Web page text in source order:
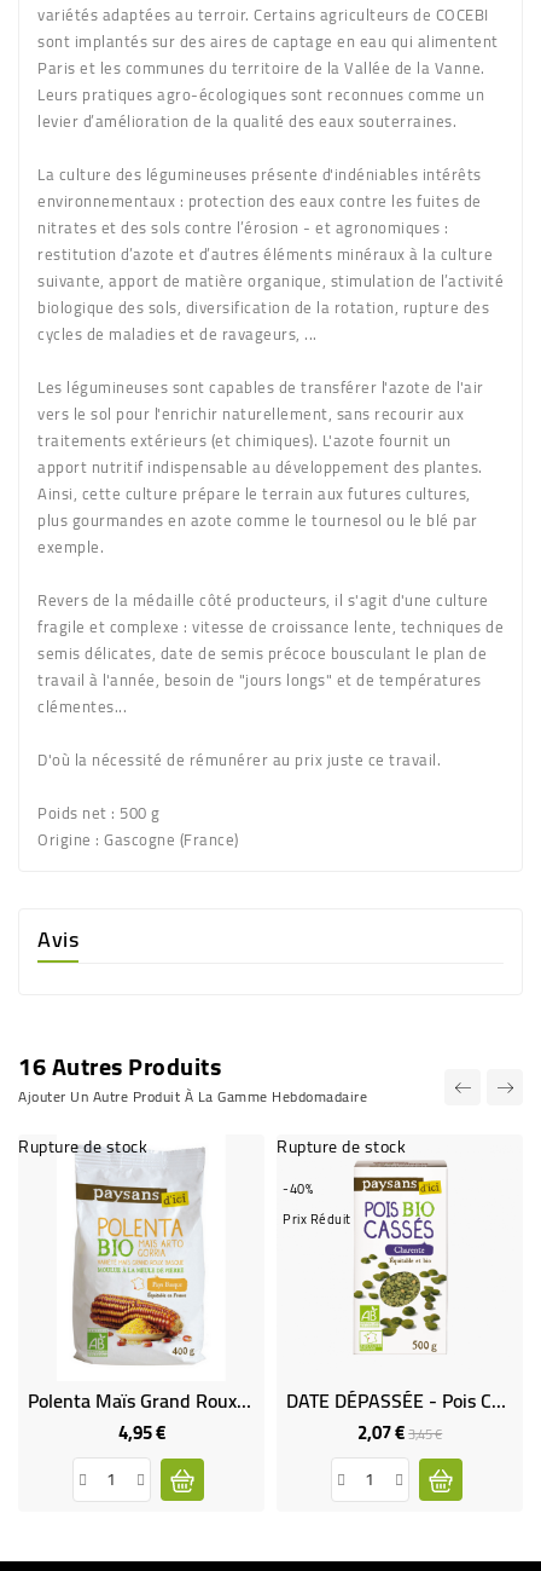
variétés adaptées au terroir. Certains agriculteurs de COCEBI
sont implantés sur des aires de captage en eau qui alimentent
Paris et les communes du territoire de la Vallée de la Vanne.
Leurs pratiques agro-écologiques sont reconnues comme un
levier d’amélioration de la qualité des eaux souterraines.
La culture des légumineuses présente d'indéniables intérêts
environnementaux : protection des eaux contre les fuites de
nitrates et des sols contre l’érosion - et agronomiques :
restitution d’azote et d’autres éléments minéraux à la culture
suivante, apport de matière organique, stimulation de l’activité
biologique des sols, diversification de la rotation, rupture des
cycles de maladies et de ravageurs, ...
Les légumineuses sont capables de transférer l'azote de l'air
vers le sol pour l'enrichir naturellement, sans recourir aux
traitements extérieurs (et chimiques). L'azote fournit un
apport nutritif indispensable au développement des plantes.
Ainsi, cette culture prépare le terrain aux futures cultures,
plus gourmandes en azote comme le tournesol ou le blé par
exemple.
Revers de la médaille côté producteurs, il s'agit d'une culture
fragile et complexe : vitesse de croissance lente, techniques de
semis délicates, date de semis précoce bousculant le plan de
travail à l'année, besoin de "jours longs" et de températures
clémentes...
D'où la nécessité de rémunérer au prix juste ce travail.
Poids net : 500 g
Origine : Gascogne (France)
Avis
16 Autres Produits
Ajouter Un Autre Produit À La Gamme Hebdomadaire
Rupture de stock
Polenta Maïs Grand Roux Bio Et Equitable
4,95 €Prix
Rupture de stock
-40%
Prix Réduit
DATE DÉPASSÉE - Pois Cassés Charente Bio & Équitable
2,07 €Prix
de
base
3,45 €Prix